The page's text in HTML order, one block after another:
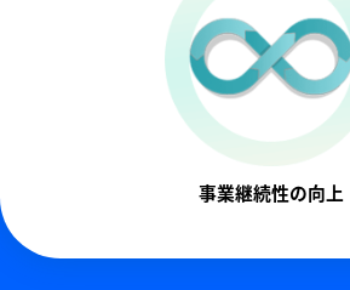
事業継続性の向上